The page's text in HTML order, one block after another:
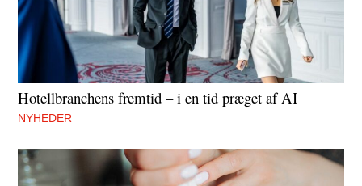
Hotellbranchens fremtid – i en tid præget af AI
NYHEDER